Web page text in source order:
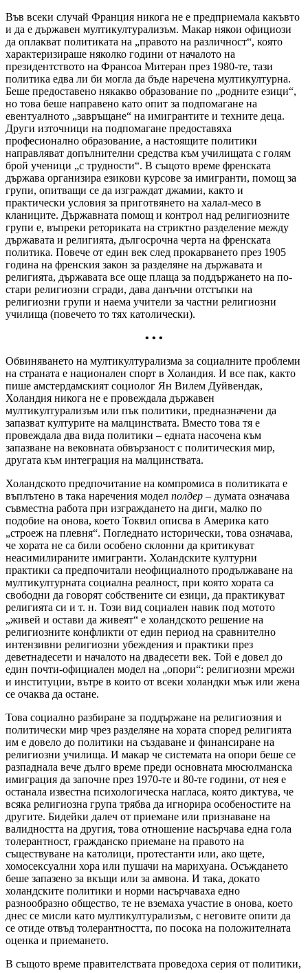
Във всеки случай Франция никога не е предприемала какъвто
и да е държавен мултикултурализъм. Макар някои официози
да оплакват политиката на „правото на различност“, която
характеризираше няколко години от началото на
президентството на Франсоа Митеран през 1980-те, тази
политика едва ли би могла да бъде наречена мултикултурна.
Беше предоставено някакво образование по „родните езици“,
но това беше направено като опит за подпомагане на
евентуалното „завръщане“ на имигрантите и техните деца.
Други източници на подпомагане предоставяха
професионално образование, а настоящите политики
направляват допълнителни средства към училищата с голям
брой ученици „с трудности“. В същото време френската
държава организира езикови курсове за имигранти, помощ за
групи, опитващи се да изграждат джамии, както и
практически условия за приготвянето на халал-месо в
кланиците. Държавната помощ и контрол над религиозните
групи е, въпреки реториката на стриктно разделение между
държавата и религията, дългосрочна черта на френската
политика. Повече от един век след прокарването през 1905
година на френския закон за разделяне на държавата и
религията, държавата все още плаща за поддържането на по-
стари религиозни сгради, дава данъчни отстъпки на
религиозни групи и наема учители за частни религиозни
училища (повечето то тях католически).
• • •
Обвиняването на мултикултурализма за социалните проблеми
на страната е национален спорт в Холандия. И все пак, както
пише амстердамският социолог Ян Вилем Дуйвендак,
Холандия никога не е провеждала държавен
мултикултурализъм или пък политики, предназначени да
запазват културите на малцинствата. Вместо това тя е
провеждала два вида политики – едната насочена към
запазване на вековната обвързаност с политическия мир,
другата към интеграция на малцинствата.
Холандското предпочитание на компромиса в политиката е
въплътено в така наречения модел полдер – думата означава
съвместна работа при изграждането на диги, малко по
подобие на онова, което Токвил описва в Америка като
„строеж на плевня“. Погледнато исторически, това означава,
че хората не са били особено склонни да критикуват
неасимилираните имигранти. Холандските културни
практики са предпочитали неофициалното продължаване на
мултикултурната социална реалност, при която хората са
свободни да говорят собствените си езици, да практикуват
религията си и т. н. Този вид социален навик под мотото
„живей и остави да живеят“ е холандското решение на
религиозните конфликти от един период на сравнително
интензивни религиозни убеждения и практики през
деветнадесети и началото на двадесети век. Той е довел до
един почти-официален модел на „опори“: религиозни мрежи
и институции, вътре в които от всеки холандки мъж или жена
се очаква да остане.
Това социално разбиране за поддържане на религиозния и
политически мир чрез разделяне на хората според религията
им е довело до политики на създаване и финансиране на
религиозни училища. И макар че системата на опори беше се
разпаднала вече дълго време преди основната мюсюлманска
имиграция да започне през 1970-те и 80-те години, от нея е
останала известна психологическа нагласа, която диктува, че
всяка религиозна група трябва да игнорира особеностите на
другите. Бидейки далеч от приемане или признаване на
валидността на другия, това отношение насърчава една гола
толерантност, гражданско приемане на правото на
съществуване на католици, протестанти или, ако щете,
хомосексуални хора или пушачи на марихуана. Осъждането
беше запазено за вкъщи или за амвона. И така, докато
холандските политики и норми насърчаваха едно
разнообразно общество, те не вземаха участие в онова, което
днес се мисли като мултикултурализъм, с неговите опити да
се отиде отвъд толерантността, по посока на положителната
оценка и приемането.
В същото време правителствата проведоха серия от политики,